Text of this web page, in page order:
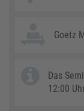
Goetz
Das
12:00